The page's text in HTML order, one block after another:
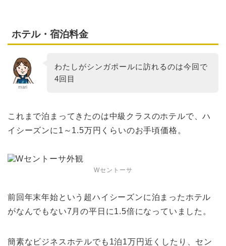
ホテル・宿泊料金
mari
わたしがシンガポールに訪れるのは今回で
4回目
これまで泊まってきたのは中級クラスのホテルで、ハ
イシーズンに1～1.5万円くらいのお手頃価格。
Wセントーサ
前回年末年始という超ハイシーズンに泊まったホテル
がなんでもない7月の平日に1.5倍になっていました。
簡素なビジネスホテルでも1泊1万円近くしたり、セン